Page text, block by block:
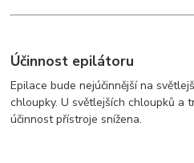
Účinnost epilátoru
Epilace bude nejúčinnější na
chloupky. U světlejších chloupků a
účinnost přístroje snížena.